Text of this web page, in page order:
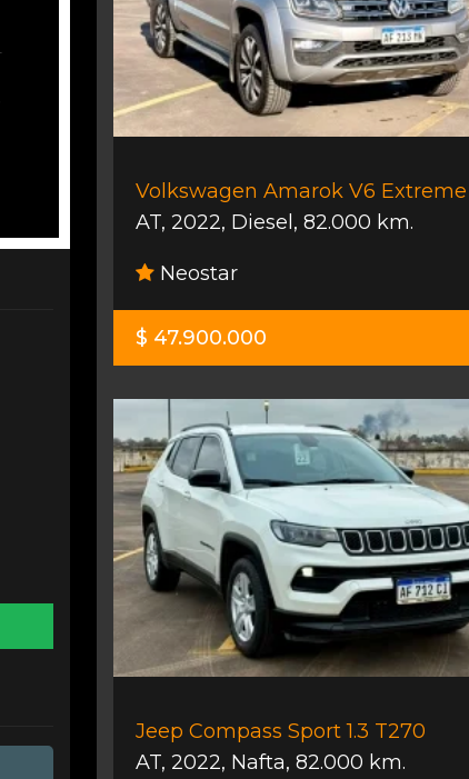
Volkswagen Amarok V6 Extreme
AT, 2022, Diesel , 82.000 km.
Neostar
$ 47.900.000
Jeep Compass Sport 1.3 T270
AT, 2022, Nafta, 82.000 km.